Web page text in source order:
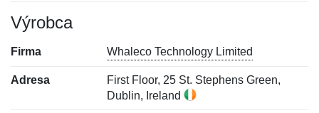
Výrobca
Firma Whaleco Technology Limited
Adresa
First Floor, 25 St. Stephens Green,
Dublin, Ireland